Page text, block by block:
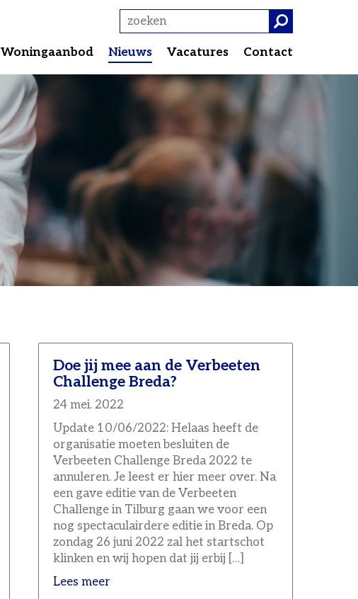
Woningaanbod Nieuws Vacatures Contact
Doe jij mee aan de Verbeeten
Challenge Breda?
24 mei. 2022
Update 10/06/2022: Helaas heeft de
organisatie moeten besluiten de
Verbeeten Challenge Breda 2022 te
annuleren. Je leest er hier meer over. Na
een gave editie van de Verbeeten
Challenge in Tilburg gaan we voor een
nog spectaculairdere editie in Breda. Op
zondag 26 juni 2022 zal het startschot
klinken en wij hopen dat jij erbij […]
Lees meer